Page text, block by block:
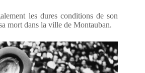
les dures conditions de son
mort dans la ville de Montauban.